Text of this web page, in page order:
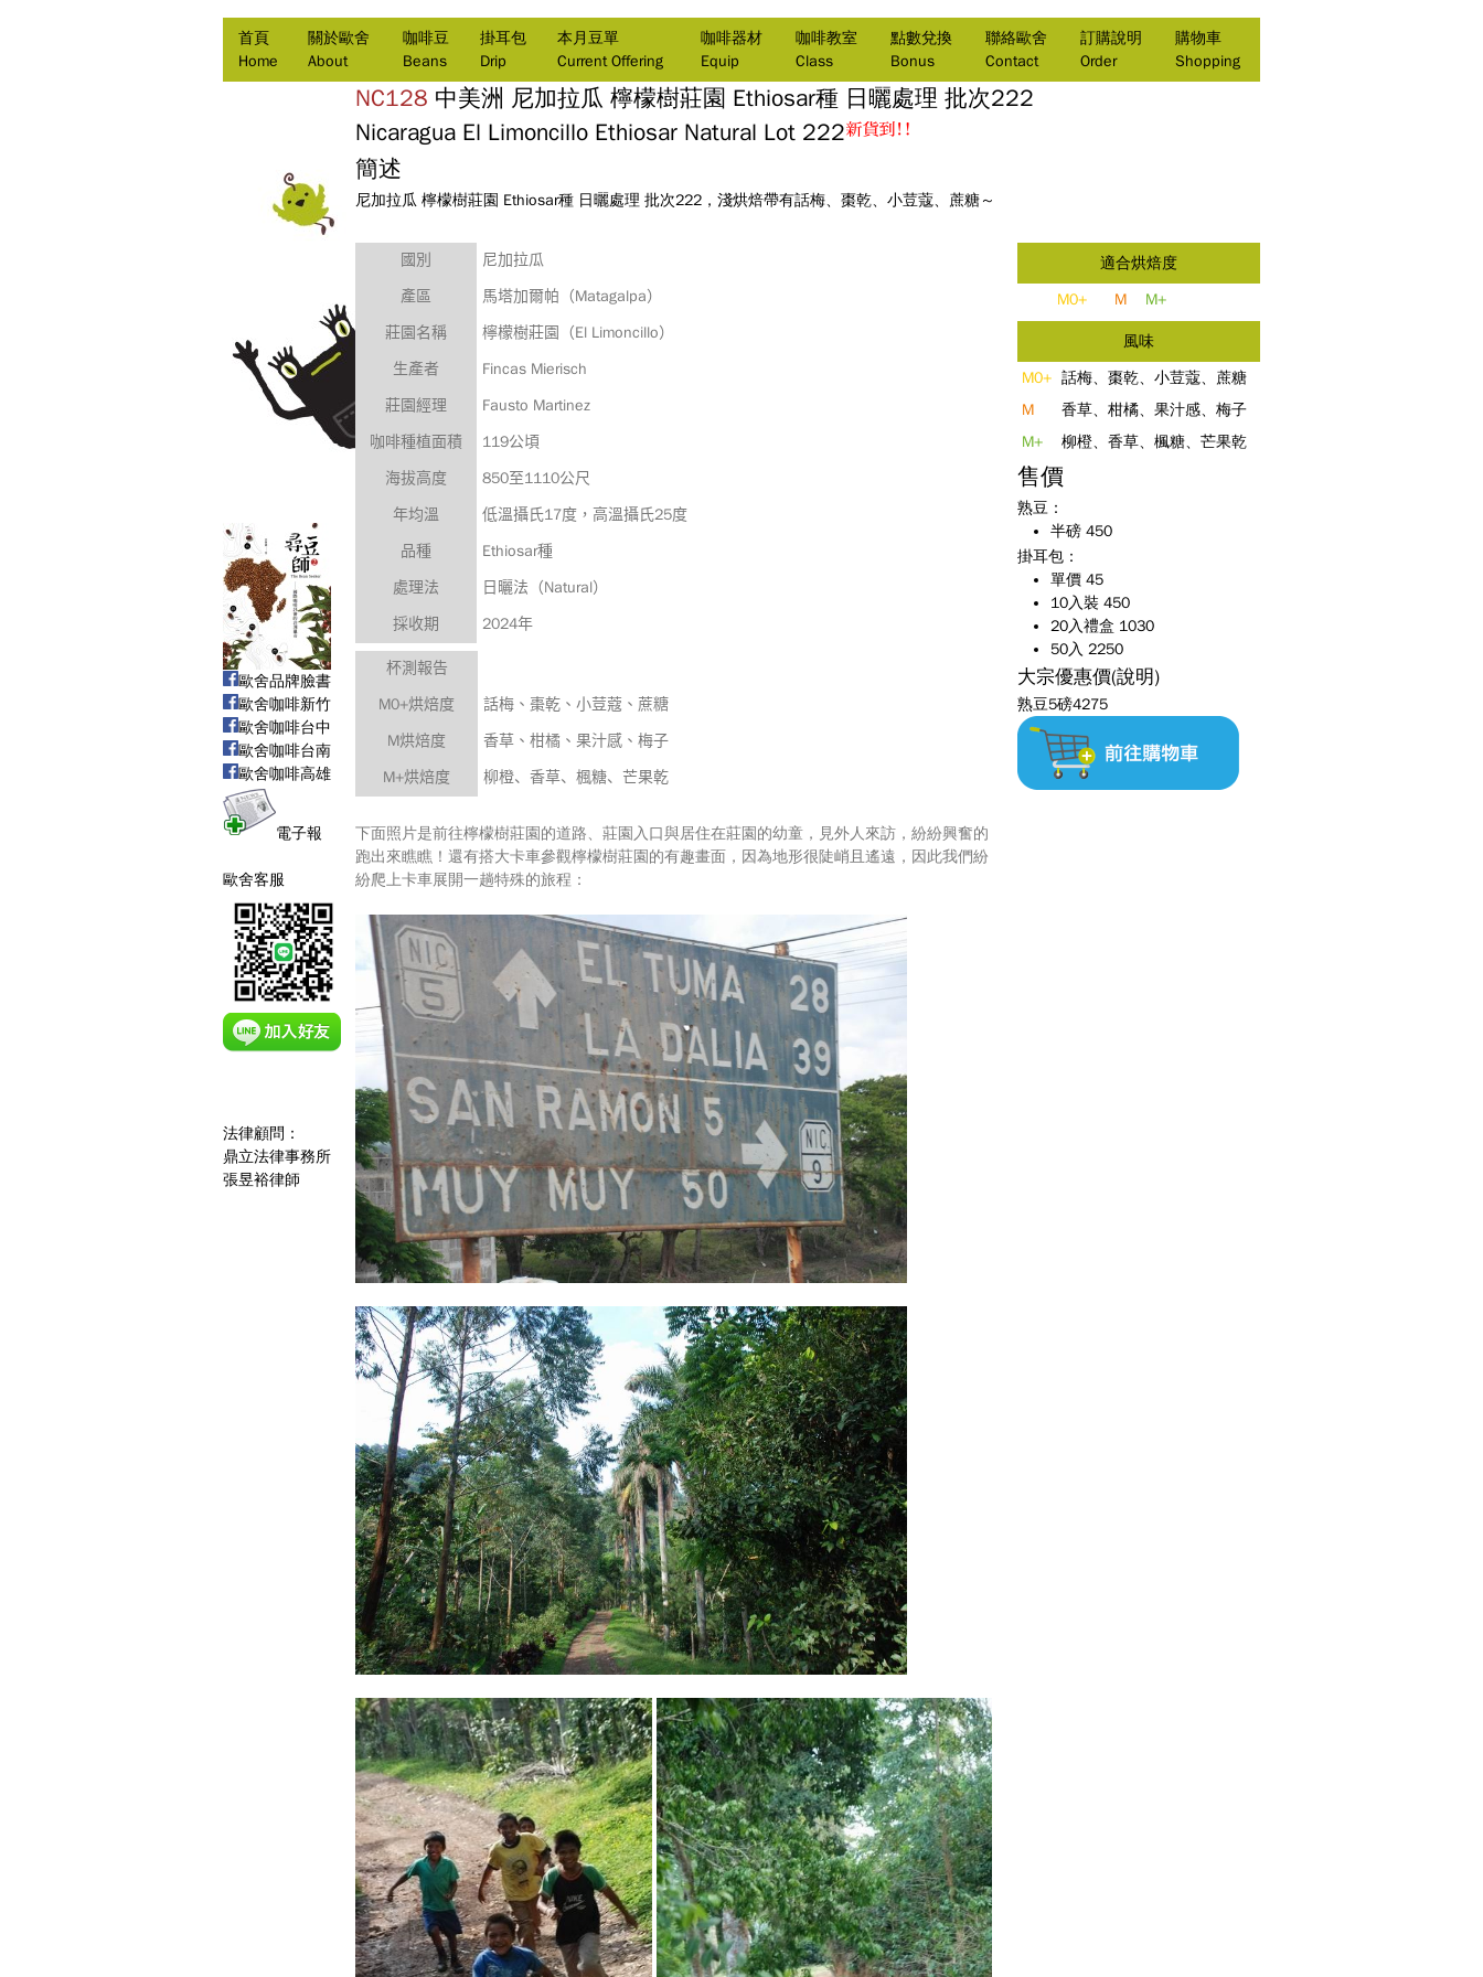
首頁
Home
關於歐舍
About
咖啡豆
Beans
掛耳包
Drip
本月豆單
Current Offering
咖啡器材
Equip
咖啡教室
Class
點數兌換
Bonus
聯絡歐舍
Contact
訂購說明
Order
購物車
Shopping
歐舍品牌臉書
歐舍咖啡新竹
歐舍咖啡台中
歐舍咖啡台南
歐舍咖啡高雄
電子報
歐舍客服
法律顧問：
鼎立法律事務所
張昱裕律師
NC128 中美洲 尼加拉瓜 檸檬樹莊園 Ethiosar種 日曬處理 批次222
Nicaragua El Limoncillo Ethiosar Natural Lot 222
簡述
尼加拉瓜 檸檬樹莊園 Ethiosar種 日曬處理 批次222，淺烘焙帶有話梅、棗乾、小荳蔻、蔗糖～
國別 尼加拉瓜
產區 馬塔加爾帕（Matagalpa）
莊園名稱 檸檬樹莊園（El Limoncillo）
生產者 Fincas Mierisch
莊園經理 Fausto Martinez
咖啡種植面積 119公頃
海拔高度 850至1110公尺
年均溫 低溫攝氏17度，高溫攝氏25度
品種 Ethiosar種
處理法 日曬法（Natural）
採收期 2024年
杯測報告
M0+烘焙度 話梅、棗乾、小荳蔻、蔗糖
M烘焙度 香草、柑橘、果汁感、梅子
M+烘焙度 柳橙、香草、楓糖、芒果乾
下面照片是前往檸檬樹莊園的道路、莊園入口與居住在莊園的幼童，見外人來訪，紛紛興奮的
跑出來瞧瞧！還有搭大卡車參觀檸檬樹莊園的有趣畫面，因為地形很陡峭且遙遠，因此我們紛
紛爬上卡車展開一趟特殊的旅程：
適合烘焙度
M0+
M M+
風味
M0+ 話梅、棗乾、小荳蔻、蔗糖
M
香草、柑橘、果汁感、梅子
M+
柳橙、香草、楓糖、芒果乾
售價
熟豆：
半磅 450
掛耳包：
單價 45
10入裝 450
20入禮盒 1030
50入 2250
大宗優惠價(說明)
熟豆5磅4275